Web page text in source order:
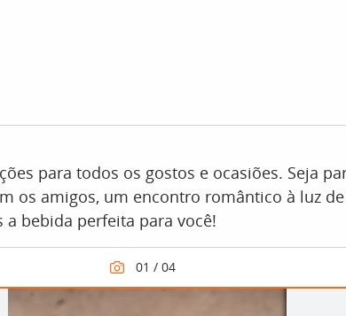
para todos os gostos e ocasiões. Seja
os amigos, um encontro romântico à luz
a bebida perfeita para você!